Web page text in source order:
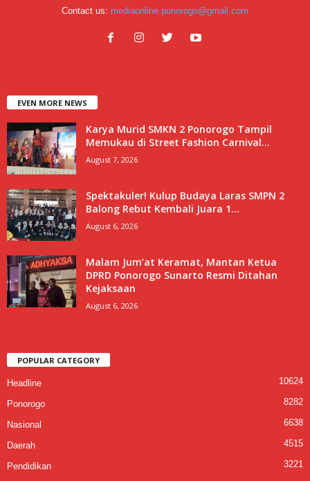
Contact us: mediaonline.ponorogo@gmail.com
EVEN MORE NEWS
Karya Murid SMKN 2 Ponorogo Tampil
Memukau di Street Fashion Carnival...
August 7, 2026
Spektakuler! Kulup Budaya Laras SMPN 2
Balong Rebut Kembali Juara 1...
August 6, 2026
Malam Jum’at Keramat, Mantan Ketua
DPRD Ponorogo Sunarto Resmi Ditahan
Kejaksaan
August 6, 2026
POPULAR CATEGORY
Headline 10624
Ponorogo 8282
Nasional 6638
Daerah 4515
Pendidikan
3221